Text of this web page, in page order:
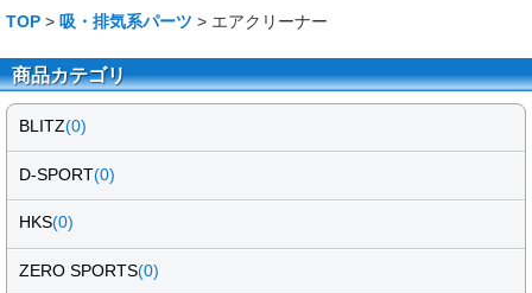
TOP > 吸・排気系パーツ > エアクリーナー
商品カテゴリ
BLITZ(0)
D-SPORT(0)
HKS(0)
ZERO SPORTS(0)